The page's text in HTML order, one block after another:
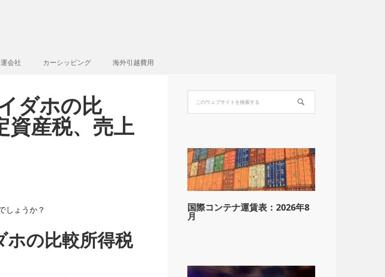
会社 カーシッピング 海外引越費用
ダホの比
資産税、売上
しょうか？
の比較所得税
国際コンテナ運賃表：2026年8
月